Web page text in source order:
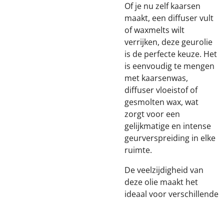
Of je nu zelf kaarsen
maakt, een diffuser vult
of waxmelts wilt
verrijken, deze geurolie
is de perfecte keuze. Het
is eenvoudig te mengen
met kaarsenwas,
diffuser vloeistof of
gesmolten wax, wat
zorgt voor een
gelijkmatige en intense
geurverspreiding in elke
ruimte.
De veelzijdigheid van
deze olie maakt het
ideaal voor verschillende